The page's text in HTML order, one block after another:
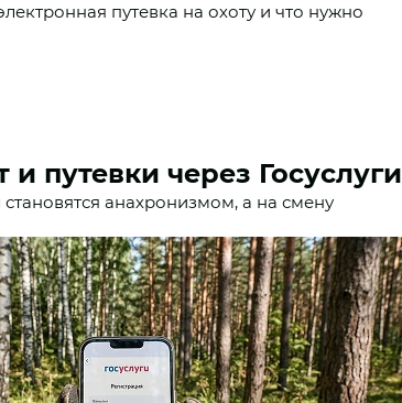
путевка на охоту и что нужно
путевки через Госуслуги
анахронизмом, а на смену